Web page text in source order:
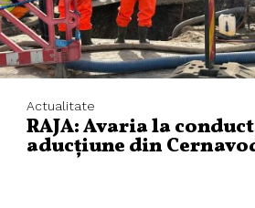
Actualitate
RAJA: Avaria la
aducțiune din